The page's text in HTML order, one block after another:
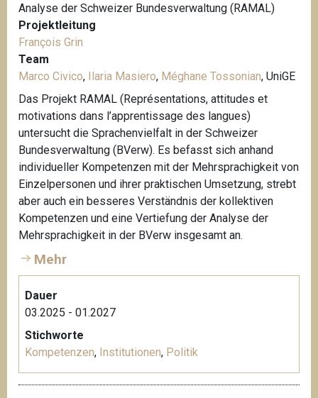
Analyse der Schweizer Bundesverwaltung (RAMAL)
Projektleitung
François Grin
Team
Marco Civico, Ilaria Masiero, Méghane Tossonian, UniGE
Das Projekt RAMAL (Représentations, attitudes et
motivations dans l’apprentissage des langues)
untersucht die Sprachenvielfalt in der Schweizer
Bundesverwaltung (BVerw). Es befasst sich anhand
individueller Kompetenzen mit der Mehrsprachigkeit von
Einzelpersonen und ihrer praktischen Umsetzung, strebt
aber auch ein besseres Verständnis der kollektiven
Kompetenzen und eine Vertiefung der Analyse der
Mehrsprachigkeit in der BVerw insgesamt an.
Mehr
Dauer
03.2025 - 01.2027
Stichworte
Kompetenzen, Institutionen, Politik